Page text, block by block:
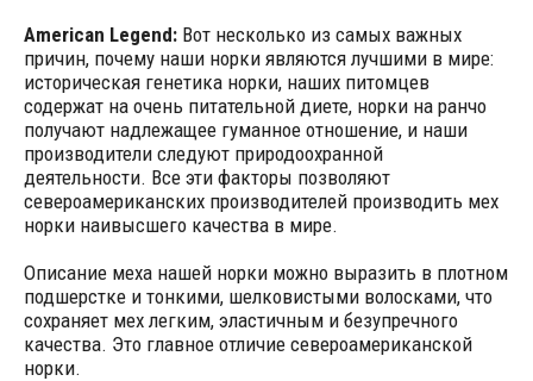
American Legend:Вот несколько из самых важных
причин, почему наши норки являются лучшими в мире:
историческая генетика норки, наших питомцев
содержат на очень питательной диете, норки на ранчо
получают надлежащее гуманное отношение, и наши
производители следуют природоохранной
деятельности. Все эти факторы позволяют
североамериканских производителей производить мех
норки наивысшего качества в мире.
Описание меха нашей норки можно выразить в плотном
подшерстке и тонкими, шелковистыми волосками, что
сохраняет мех легким, эластичным и безупречного
качества. Это главное отличие североамериканской
норки.